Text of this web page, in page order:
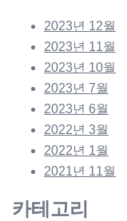
2023년 12월
2023년 11월
2023년 10월
2023년 7월
2023년 6월
2022년 3월
2022년 1월
2021년 11월
카테고리